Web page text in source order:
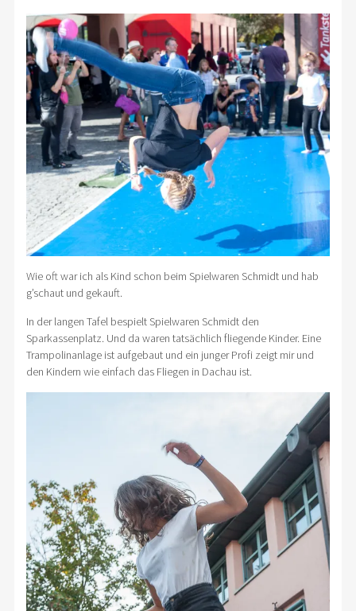
Wie oft war ich als Kind schon beim Spielwaren Schmidt und hab
g’schaut und gekauft.
In der langen Tafel bespielt Spielwaren Schmidt den
Sparkassenplatz. Und da waren tatsächlich fliegende Kinder. Eine
Trampolinanlage ist aufgebaut und ein junger Profi zeigt mir und
den Kindern wie einfach das Fliegen in Dachau ist.